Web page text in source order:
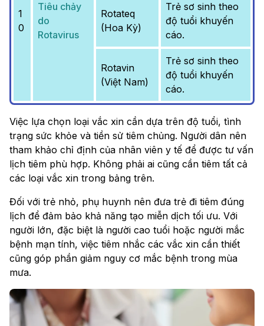
1
0
Tiêu chảy
do
Rotavirus
Rotateq
(Hoa Kỳ)
Trẻ sơ sinh theo
độ tuổi khuyến
cáo.
Rotavin
(Việt Nam)
Trẻ sơ sinh theo
độ tuổi khuyến
cáo.
Việc lựa chọn loại vắc xin cần dựa trên độ tuổi, tình
trạng sức khỏe và tiền sử tiêm chủng. Người dân nên
tham khảo chỉ định của nhân viên y tế để được tư vấn
lịch tiêm phù hợp. Không phải ai cũng cần tiêm tất cả
các loại vắc xin trong bảng trên.
Đối với trẻ nhỏ, phụ huynh nên đưa trẻ đi tiêm đúng
lịch để đảm bảo khả năng tạo miễn dịch tối ưu. Với
người lớn, đặc biệt là người cao tuổi hoặc người mắc
bệnh mạn tính, việc tiêm nhắc các vắc xin cần thiết
cũng góp phần giảm nguy cơ mắc bệnh trong mùa
mưa.